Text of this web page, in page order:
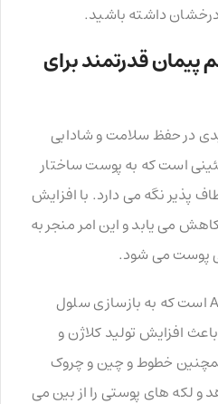
داشته باشید.
پیمان قدرتمند برای
در حفظ سلامت و شادابی
است که به پوست ساختار
پذیر نگه می دارد. با افزایش
می یابد و این امر منجر به
پوست می شود.
رتینول، مشتقی از ویتامین A است که به بازسازی سلول
افزایش تولید کلاژن و
خطوط و چین و چروک
لکه های پوستی را از بین می